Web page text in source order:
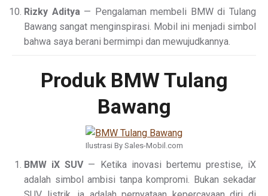
Rizky Aditya— Pengalaman membeli BMW di Tulang
Bawang sangat menginspirasi. Mobil ini menjadi simbol
bahwa saya berani bermimpi dan mewujudkannya.
Produk BMW Tulang
Bawang
Ilustrasi By Sales-Mobil.com
BMW iX SUV— Ketika inovasi bertemu prestise, iX
adalah simbol ambisi tanpa kompromi. Bukan sekadar